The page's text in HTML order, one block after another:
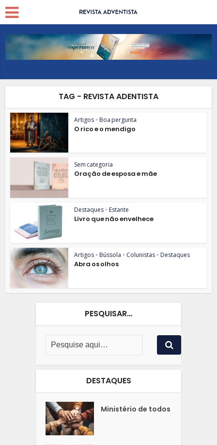
TAG - REVISTA ADENTISTA
Artigos • Boa pergunta
O rico e o mendigo
Sem categoria
Oração de esposa e mãe
Destaques • Estante
Livro que não envelhece
Artigos • Bússola • Colunistas • Destaques
Abra os olhos
PESQUISAR…
DESTAQUES
Ministério de todos